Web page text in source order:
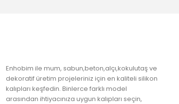
Enhobim ile mum, sabun,beton,alçı,kokulutaş ve
dekoratif üretim projeleriniz için en kaliteli silikon
kalıpları keşfedin. Binlerce farklı model
arasından ihtiyacınıza uygun kalıpları seçin,